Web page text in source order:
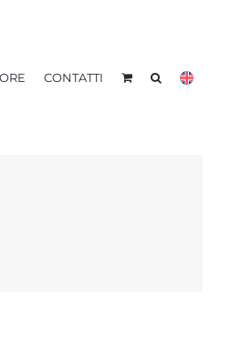
CONTATTI